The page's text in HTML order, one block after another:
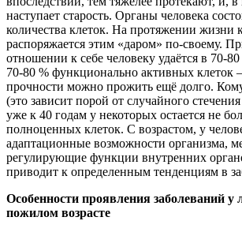
наступает старость. Органы человека
количества клеток. На протяжении жизни
распоряжается этим «даром» по-своему.
отношении к себе человеку удаётся в 70-
70-80 % функционально активных клеток
прочности можно прожить ещё долго.
(это зависит порой от случайного
уже к 40 годам у некоторых остается не
полноценных клеток. С возрастом, у
адаптационные возможности организма,
регулирующие функции внутренних
приводит к определенным тенденциям в
Особенности проявления заболеваний у
пожилом возрасте